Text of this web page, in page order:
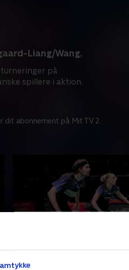
Liang/Wang,
turneringer på
spillere i aktion.
dit abonnement på Mit TV 2.
China Open